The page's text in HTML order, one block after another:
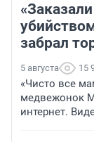
забрал
5 августа 15
«Чисто все
медвежонок
интернет.